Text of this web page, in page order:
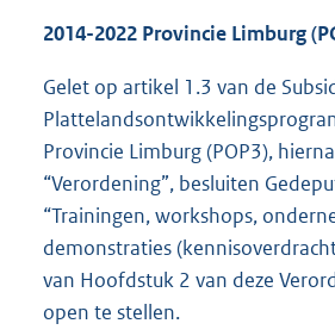
2014-2022 Provincie Limburg
Gelet op artikel 1.3 van de
Provincie Limburg (POP3),
“Verordening”, besluiten
“Trainingen, workshops,
demonstraties
van Hoofdstuk 2 van deze
open te stellen.